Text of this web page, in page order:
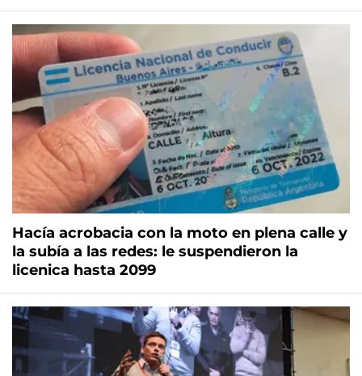
Hacía acrobacia con la moto en plena calle y
la subía a las redes: le suspendieron la
licenica hasta 2099